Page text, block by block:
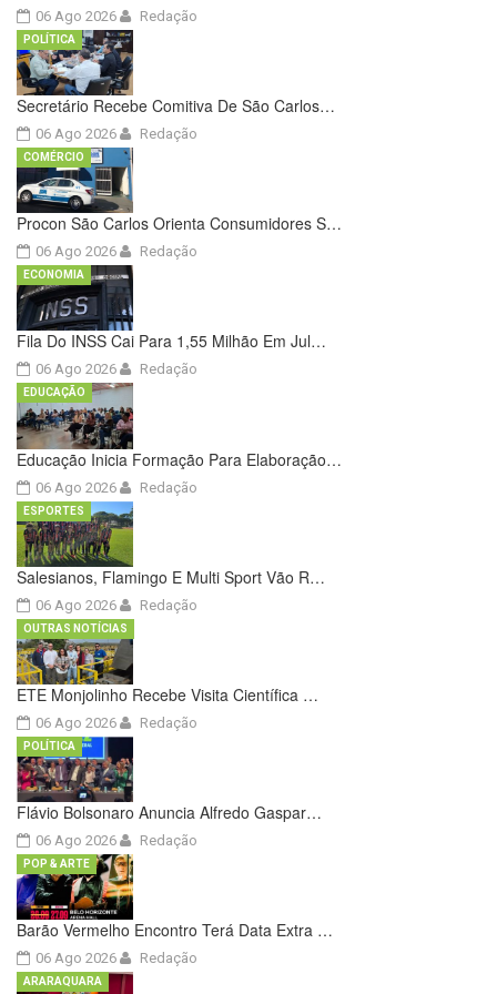
06 Ago 2026 Redação
Secretário Recebe Comitiva De São Carlos…
06 Ago 2026
POLÍTICA
Redação
Procon São Carlos Orienta Consumidores S…
06 Ago 2026
COMÉRCIO
Redação
Fila Do INSS Cai Para 1,55 Milhão Em Jul…
06 Ago 2026
ECONOMIA
Redação
Educação Inicia Formação Para Elaboração…
06 Ago 2026
EDUCAÇÃO
Redação
Salesianos, Flamingo E Multi Sport Vão R…
06 Ago 2026
ESPORTES
Redação
ETE Monjolinho Recebe Visita Científica …
06 Ago 2026
OUTRAS NOTÍCIAS
Redação
Flávio Bolsonaro Anuncia Alfredo Gaspar…
06 Ago 2026
POLÍTICA
Redação
Barão Vermelho Encontro Terá Data Extra …
06 Ago 2026
POP & ARTE
Redação
ARARAQUARA